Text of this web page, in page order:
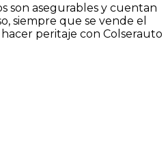
son asegurables y cuentan
siempre que se vende el
peritaje con Colserauto